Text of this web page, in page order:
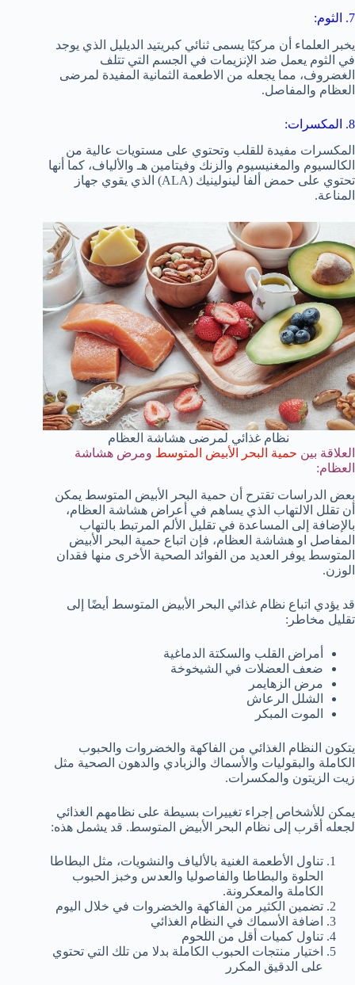
7. الثوم:
يخبر العلماء أن مركبًا يسمى ثنائي كبريتيد الديليل الذي يوجد
في الثوم يعمل ضد الإنزيمات في الجسم التي تتلف
الغضروف، مما يجعله من الاطعمة الثمانية المفيدة لمرضى
العظام والمفاصل.
8. المكسرات:
المكسرات مفيدة للقلب وتحتوي على مستويات عالية من
الكالسيوم والمغنيسيوم والزنك وفيتامين هـ والألياف، كما أنها
تحتوي على حمض ألفا لينولينيك (ALA) الذي يقوي جهاز
المناعة.
نظام غذائي لمرضى هشاشة العظام
العلاقة بين حمية البحر الأبيض المتوسط ومرض هشاشة
العظام:
بعض الدراسات تقترح أن حمية البحر الأبيض المتوسط يمكن
أن تقلل الالتهاب الذي يساهم في أعراض هشاشة العظام،
بالإضافة إلى المساعدة في تقليل الألم المرتبط بالتهاب
المفاصل او هشاشة العظام، فإن اتباع حمية البحر الأبيض
المتوسط يوفر العديد من الفوائد الصحية الأخرى منها فقدان
الوزن.
قد يؤدي اتباع نظام غذائي البحر الأبيض المتوسط أيضًا إلى
تقليل مخاطر:
أمراض القلب والسكتة الدماغية
ضعف العضلات في الشيخوخة
مرض الزهايمر
الشلل الرعاش
الموت المبكر
يتكون النظام الغذائي من الفاكهة والخضروات والحبوب
الكاملة والبقوليات والأسماك والزبادي والدهون الصحية مثل
زيت الزيتون والمكسرات.
يمكن للأشخاص إجراء تغييرات بسيطة على نظامهم الغذائي
لجعله أقرب إلى نظام البحر الأبيض المتوسط. قد يشمل هذه:
تناول الأطعمة الغنية بالألياف والنشويات، مثل البطاطا
الحلوة والبطاطا والفاصوليا والعدس وخبز الحبوب
الكاملة والمعكرونة.
تضمين الكثير من الفاكهة والخضروات في خلال اليوم
اضافة الأسماك في النظام الغذائي
تناول كميات أقل من اللحوم
اختيار منتجات الحبوب الكاملة بدلا من تلك التي تحتوي
على الدقيق المكرر